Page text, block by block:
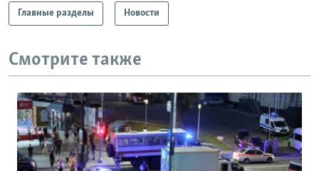
Главные разделы Новости
Смотрите также